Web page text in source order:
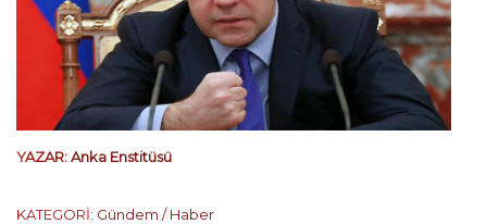
YAZAR:Anka Enstitüsü
KATEGORİ: Gündem / Haber